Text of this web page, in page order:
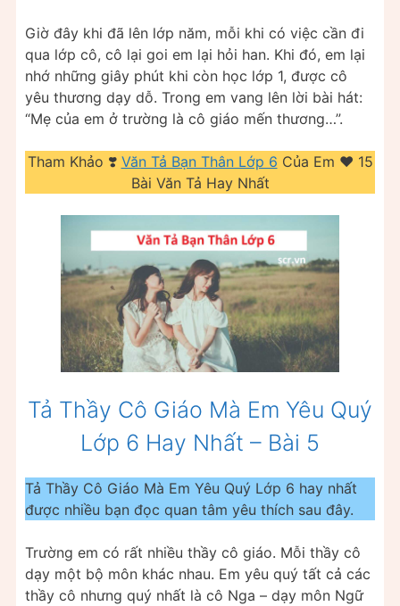
Giờ đây khi đã lên lớp năm, mỗi khi có việc cần đi
qua lớp cô, cô lại goi em lại hỏi han. Khi đó, em lại
nhớ những giây phút khi còn học lớp 1, được cô
yêu thương dạy dỗ. Trong em vang lên lời bài hát:
“Mẹ của em ở trường là cô giáo mến thương…”.
Tham Khảo ❣️ Văn Tả Bạn Thân Lớp 6 Của Em ❤️️ 15
Bài Văn Tả Hay Nhất
Tả Thầy Cô Giáo Mà Em Yêu Quý
Lớp 6 Hay Nhất – Bài 5
Tả Thầy Cô Giáo Mà Em Yêu Quý Lớp 6 hay nhất
được nhiều bạn đọc quan tâm yêu thích sau đây.
Trường em có rất nhiều thầy cô giáo. Mỗi thầy cô
dạy một bộ môn khác nhau. Em yêu quý tất cả các
thầy cô nhưng quý nhất là cô Nga – dạy môn Ngữ